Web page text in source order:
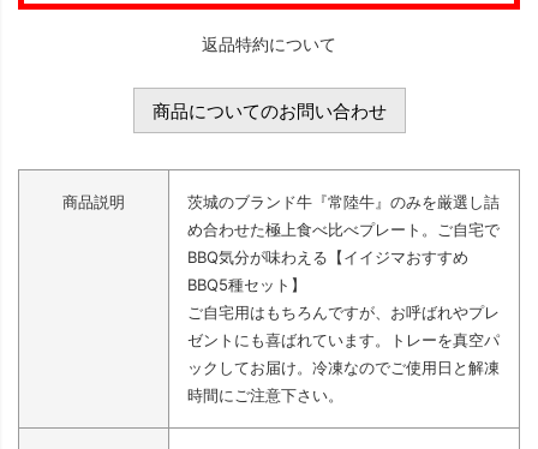
返品特約について
商品についてのお問い合わせ
商品説明
茨城のブランド牛『常陸牛』のみを厳選し詰
め合わせた極上食べ比べプレート。ご自宅で
BBQ気分が味わえる【イイジマおすすめ
BBQ5種セット】
ご自宅用はもちろんですが、お呼ばれやプレ
ゼントにも喜ばれています。トレーを真空パ
ックしてお届け。冷凍なのでご使用日と解凍
時間にご注意下さい。